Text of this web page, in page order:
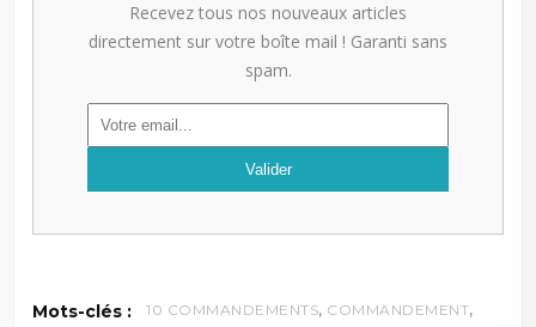
Recevez tous nos nouveaux articles
directement sur votre boîte mail ! Garanti sans
spam.
Mots-clés : 10 COMMANDEMENTS, COMMANDEMENT,